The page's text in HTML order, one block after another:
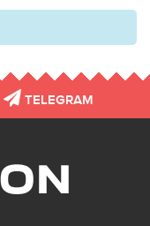
TELEGRAM